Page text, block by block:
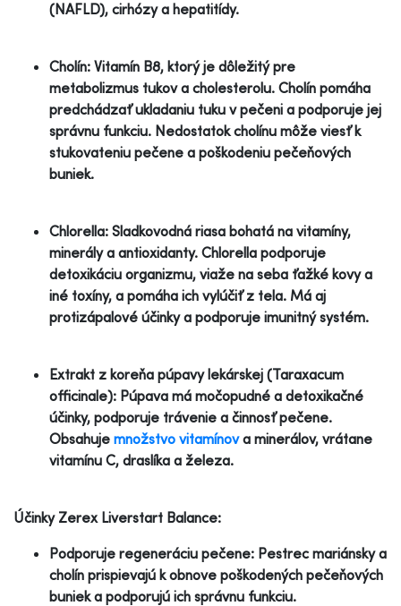
(NAFLD), cirhózy a hepatitídy.
Cholín: Vitamín B8, ktorý je dôležitý pre
metabolizmus tukov a cholesterolu. Cholín pomáha
predchádzať ukladaniu tuku v pečeni a podporuje jej
správnu funkciu. Nedostatok cholínu môže viesť k
stukovateniu pečene a poškodeniu pečeňových
buniek.
Chlorella: Sladkovodná riasa bohatá na vitamíny,
minerály a antioxidanty. Chlorella podporuje
detoxikáciu organizmu, viaže na seba ťažké kovy a
iné toxíny, a pomáha ich vylúčiť z tela. Má aj
protizápalové účinky a podporuje imunitný systém.
Extrakt z koreňa púpavy lekárskej (Taraxacum
officinale): Púpava má močopudné a detoxikačné
účinky, podporuje trávenie a činnosť pečene.
Obsahuje množstvo vitamínova minerálov, vrátane
vitamínu C, draslíka a železa.
Účinky Zerex Liverstart Balance:
Podporuje regeneráciu pečene: Pestrec mariánsky a
cholín prispievajú k obnove poškodených pečeňových
buniek a podporujú ich správnu funkciu.